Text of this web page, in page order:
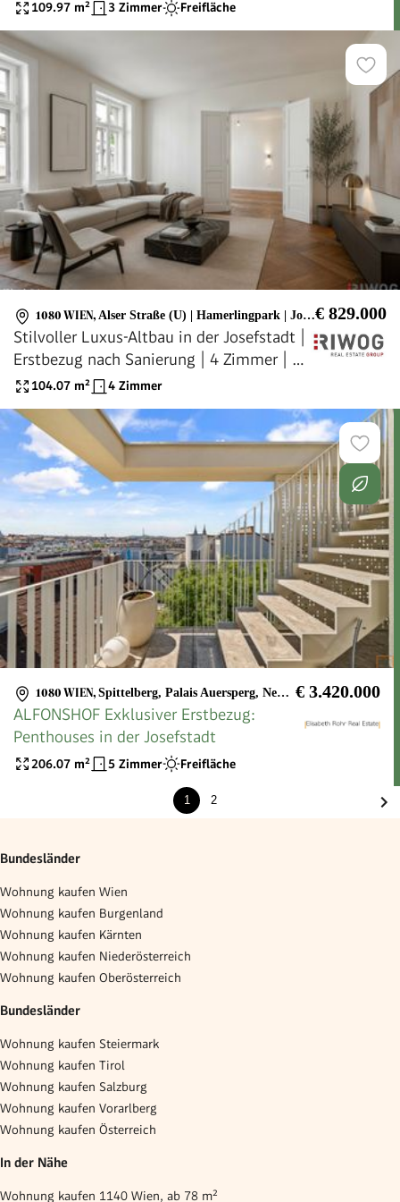
109.97 m² 3 Zimmer Freifläche
1080 WIEN, Alser Straße (U) | Hamerlingpark | Josefstäder Straße (U) € 829.000
Stilvoller Luxus-Altbau in der Josefstadt |
Erstbezug nach Sanierung | 4 Zimmer | 2
Bäder | Separate Küche | Teils Hoflage |
die City
104.07 m² 4 Zimmer
1080 WIEN, Spittelberg, Palais Auersperg, Neubaugasse € 3.420.000
ALFONSHOF Exklusiver Erstbezug:
Penthouses in der Josefstadt
206.07 m² 5 Zimmer Freifläche
1 2
Bundesländer
Wohnung kaufen Wien
Wohnung kaufen Burgenland
Wohnung kaufen Kärnten
Wohnung kaufen Niederösterreich
Wohnung kaufen Oberösterreich
Bundesländer
Wohnung kaufen Steiermark
Wohnung kaufen Tirol
Wohnung kaufen Salzburg
Wohnung kaufen Vorarlberg
Wohnung kaufen Österreich
In der Nähe
Wohnung kaufen 1140 Wien, ab 78 m²